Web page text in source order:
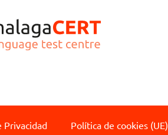
Privacidad Política de cookies (UE)